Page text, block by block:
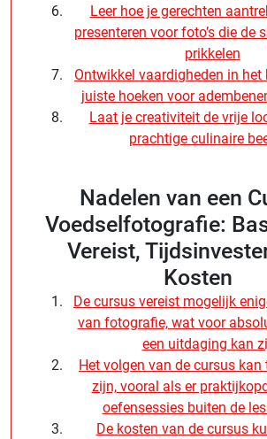
Leer hoe je gerechten
presenteren voor foto’s die de
prikkelen
Ontwikkel vaardigheden in het
juiste hoeken voor
Laat je creativiteit de vrije
prachtige culinaire
Nadelen van een
Voedselfotografie:
Vereist,
Kosten
De cursus vereist mogelijk
van fotografie, wat voor
een uitdaging kan
Het volgen van de cursus
zijn, vooral als er
oefensessies buiten de
De kosten van de cursus